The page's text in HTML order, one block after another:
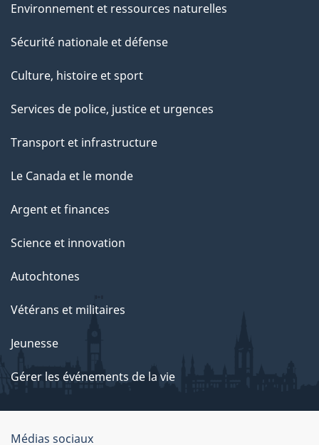
Environnement et ressources naturelles
Sécurité nationale et défense
Culture, histoire et sport
Services de police, justice et urgences
Transport et infrastructure
Le Canada et le monde
Argent et finances
Science et innovation
Autochtones
Vétérans et militaires
Jeunesse
Gérer les événements de la vie
Médias sociaux